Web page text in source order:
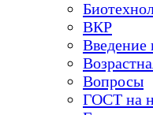
ВКР
Введение
Вопросы
ГОСТ на